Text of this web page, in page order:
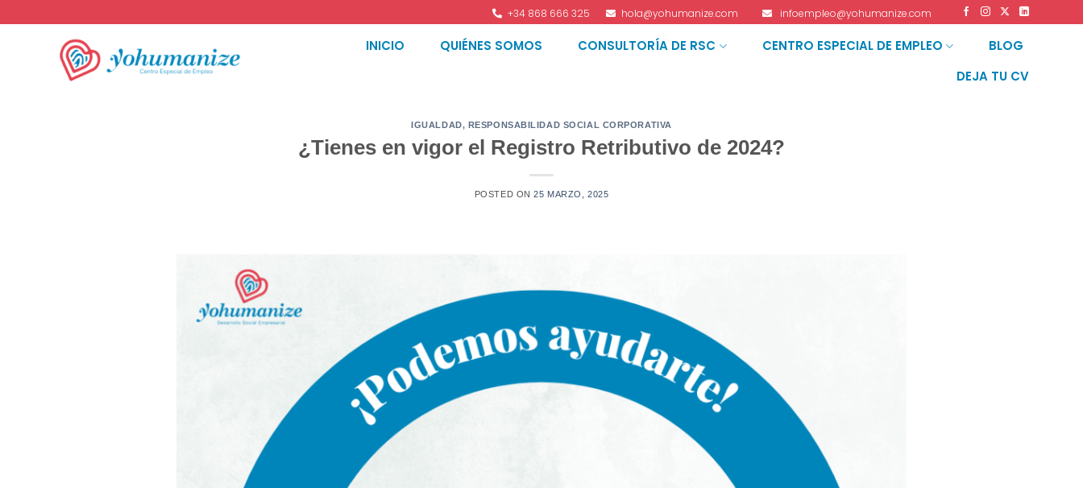
+34 868 666 325 hola@yohumanize.com infoempleo@yohumanize.com
INICIO QUIÉNES SOMOS CONSULTORÍA DE RSC CENTRO ESPECIAL DE EMPLEO
BLOG
DEJA TU CV
IGUALDAD, RESPONSABILIDAD SOCIAL CORPORATIVA
¿Tienes en vigor el Registro Retributivo de 2024?
POSTED ON25 MARZO, 2025